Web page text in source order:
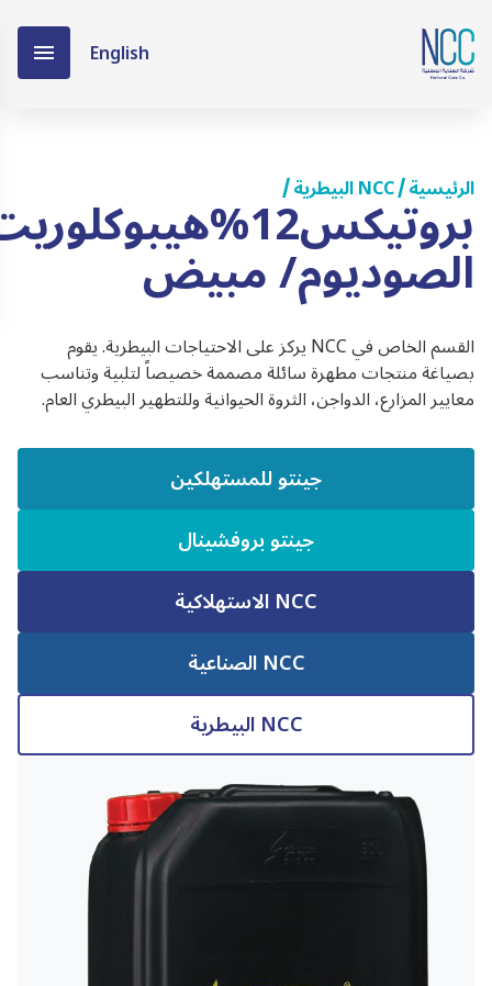
English
الرئيسية/NCC البيطرية /
الصوديوم/ مبيض
القسم الخاص في NCC يركز على الاحتياجات البيطرية. يقوم
بصياغة منتجات مطهرة سائلة مصممة خصيصاً لتلبية وتناسب
معايير المزارع، الدواجن، الثروة الحيوانية وللتطهير البيطري العام.
جينتو للمستهلكين
جينتو بروفشينال
NCC الاستهلاكية
NCC الصناعية
NCC البيطرية